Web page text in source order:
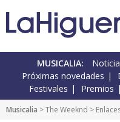
MUSICALIA:
Próximas novedades
Festivales
Premios
Musicalia >The Weeknd >